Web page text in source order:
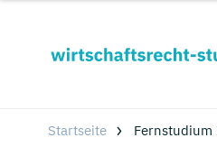
Startseite